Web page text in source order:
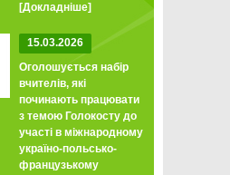
[Докладніше]
15.03.2026
Оголошується набір
вчителів, які
починають працювати
з темою Голокосту до
участі в міжнародному
україно-польсько-
французькому